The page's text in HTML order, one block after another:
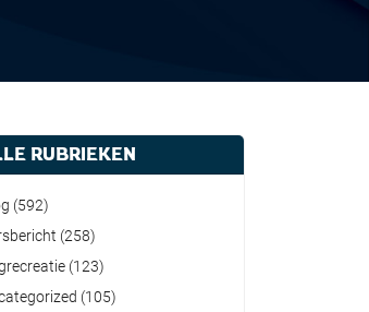
RUBRIEKEN
(592)
(258)
(123)
(105)